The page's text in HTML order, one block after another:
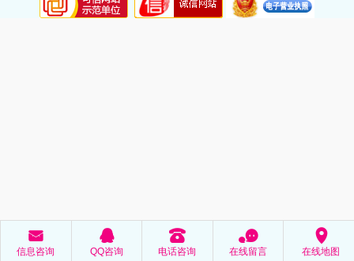
󰄸
信息咨询
󰇇
QQ咨询
󰇯
电话咨询
󰂮
在线留言
󰅊
在线地图